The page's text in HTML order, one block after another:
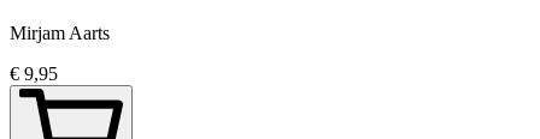
Mirjam Aarts
€ 9,95